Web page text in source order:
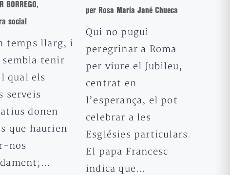
BORREGO,
social
temps llarg, i
sembla tenir
qual els
serveis
donen
que haurien
nos
per Rosa María Jané Chueca
Qui no pugui
peregrinar a Roma
per viure el Jubileu,
centrat en
l’esperança, el pot
celebrar a les
Esglésies particulars.
El papa Francesc
indica que…